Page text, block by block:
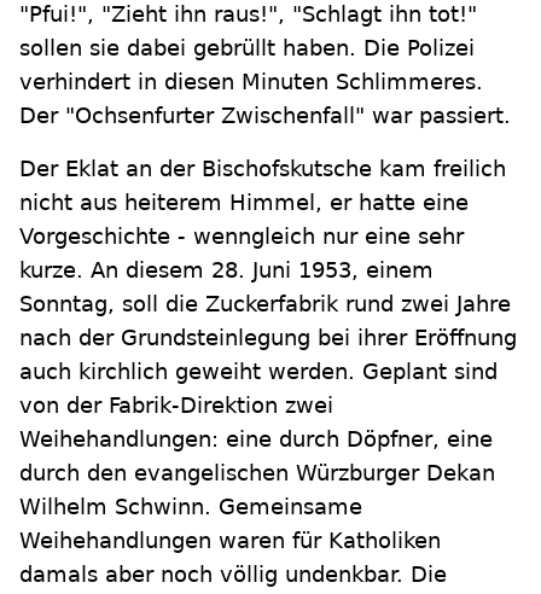
"Pfui!", "Zieht ihn raus!", "Schlagt ihn tot!"
sollen sie dabei gebrüllt haben. Die Polizei
verhindert in diesen Minuten Schlimmeres.
Der "Ochsenfurter Zwischenfall" war passiert.
Der Eklat an der Bischofskutsche kam freilich
nicht aus heiterem Himmel, er hatte eine
Vorgeschichte - wenngleich nur eine sehr
kurze. An diesem 28. Juni 1953, einem
Sonntag, soll die Zuckerfabrik rund zwei Jahre
nach der Grundsteinlegung bei ihrer Eröffnung
auch kirchlich geweiht werden. Geplant sind
von der Fabrik-Direktion zwei
Weihehandlungen: eine durch Döpfner, eine
durch den evangelischen Würzburger Dekan
Wilhelm Schwinn. Gemeinsame
Weihehandlungen waren für Katholiken
damals aber noch völlig undenkbar. Die